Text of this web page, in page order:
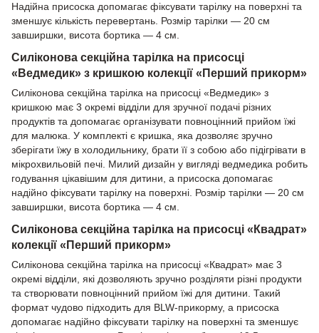
Надійна присоска допомагає фіксувати тарілку на поверхні та
зменшує кількість перевертань. Розмір тарілки — 20 см
завширшки, висота бортика — 4 см.
Силіконова секційна тарілка на присосці
«Ведмедик» з кришкою колекції «Перший прикорм»
Силіконова секційна тарілка на присосці «Ведмедик» з
кришкою має 3 окремі відділи для зручної подачі різних
продуктів та допомагає організувати повноцінний прийом їжі
для малюка. У комплекті є кришка, яка дозволяє зручно
зберігати їжу в холодильнику, брати її з собою або підігрівати в
мікрохвильовій печі. Милий дизайн у вигляді ведмедика робить
годування цікавішим для дитини, а присоска допомагає
надійно фіксувати тарілку на поверхні. Розмір тарілки — 20 см
завширшки, висота бортика — 4 см.
Силіконова секційна тарілка на присосці «Квадрат»
колекції «Перший прикорм»
Силіконова секційна тарілка на присосці «Квадрат» має 3
окремі відділи, які дозволяють зручно розділяти різні продукти
та створювати повноцінний прийом їжі для дитини. Такий
формат чудово підходить для BLW-прикорму, а присоска
допомагає надійно фіксувати тарілку на поверхні та зменшує